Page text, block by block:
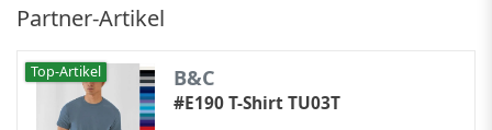
Partner-Artikel
Top-Artikel B&C
#E190 T-Shirt TU03T